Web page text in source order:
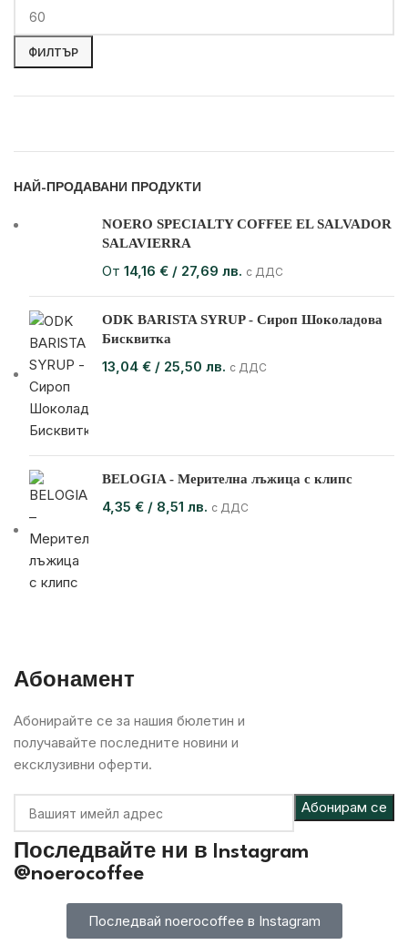
ФИЛТЪР
НАЙ-ПРОДАВАНИ ПРОДУКТИ
NOERO SPECIALTY COFFEE EL SALVADOR
SALAVIERRA
От 14,16 € / 27,69 лв. с ДДС
ODK BARISTA SYRUP - Сироп Шоколадова
Бисквитка
13,04 € / 25,50 лв. с ДДС
BELOGIA - Мерителна лъжица с клипс
4,35 € / 8,51 лв. с ДДС
Абонамент
Абонирайте се за нашия бюлетин и
получавайте последните новини и
ексклузивни оферти.
Последвайте ни в
Instagram
@noerocoffee
Последвай noerocoffee в Instagram